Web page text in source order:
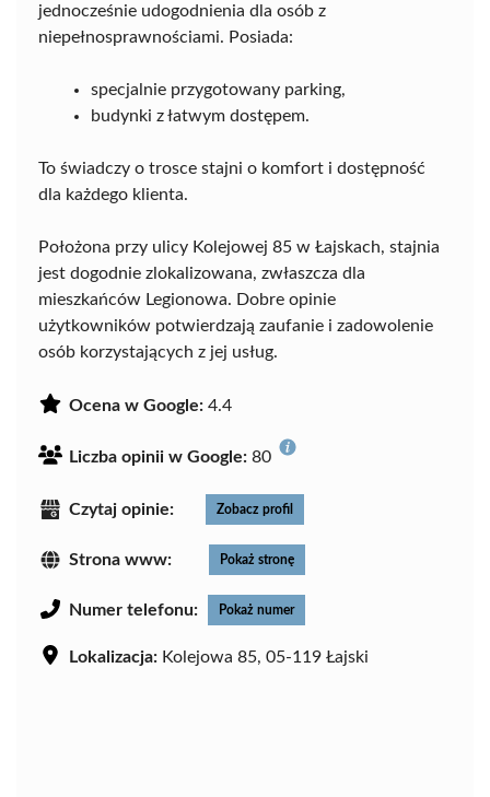
jednocześnie udogodnienia dla osób z
niepełnosprawnościami. Posiada:
specjalnie przygotowany parking,
budynki z łatwym dostępem.
To świadczy o trosce stajni o komfort i dostępność
dla każdego klienta.
Położona przy ulicy Kolejowej 85 w Łajskach, stajnia
jest dogodnie zlokalizowana, zwłaszcza dla
mieszkańców Legionowa. Dobre opinie
użytkowników potwierdzają zaufanie i zadowolenie
osób korzystających z jej usług.
Ocena w Google: 4.4
Liczba opinii w Google: 80
Czytaj opinie: Zobacz profil
Strona www: Pokaż stronę
Numer telefonu: Pokaż numer
Lokalizacja: Kolejowa 85, 05-119 Łajski